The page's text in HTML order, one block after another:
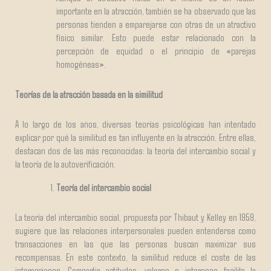
importante en la atracción, también se ha observado que las
personas tienden a emparejarse con otras de un atractivo
físico similar. Esto puede estar relacionado con la
percepción de equidad o el principio de «parejas
homogéneas».
Teorías de la atracción basada en la similitud
A lo largo de los años, diversas teorías psicológicas han intentado
explicar por qué la similitud es tan influyente en la atracción. Entre ellas,
destacan dos de las más reconocidas: la teoría del intercambio social y
la teoría de la autoverificación.
Teoría del intercambio social
La teoría del intercambio social, propuesta por Thibaut y Kelley en 1959,
sugiere que las relaciones interpersonales pueden entenderse como
transacciones en las que las personas buscan maximizar sus
recompensas. En este contexto, la similitud reduce el coste de las